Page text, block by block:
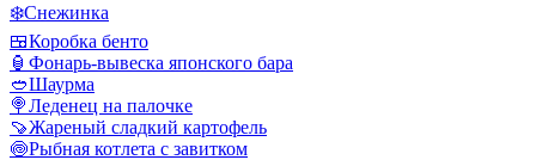
❄️Снежинка
🍱Коробка бенто
🏮 Фонарь-вывеска японского бара
🥙Шаурма
🍭Леденец на палочке
🍠Жареный сладкий картофель
🍥Рыбная котлета с завитком